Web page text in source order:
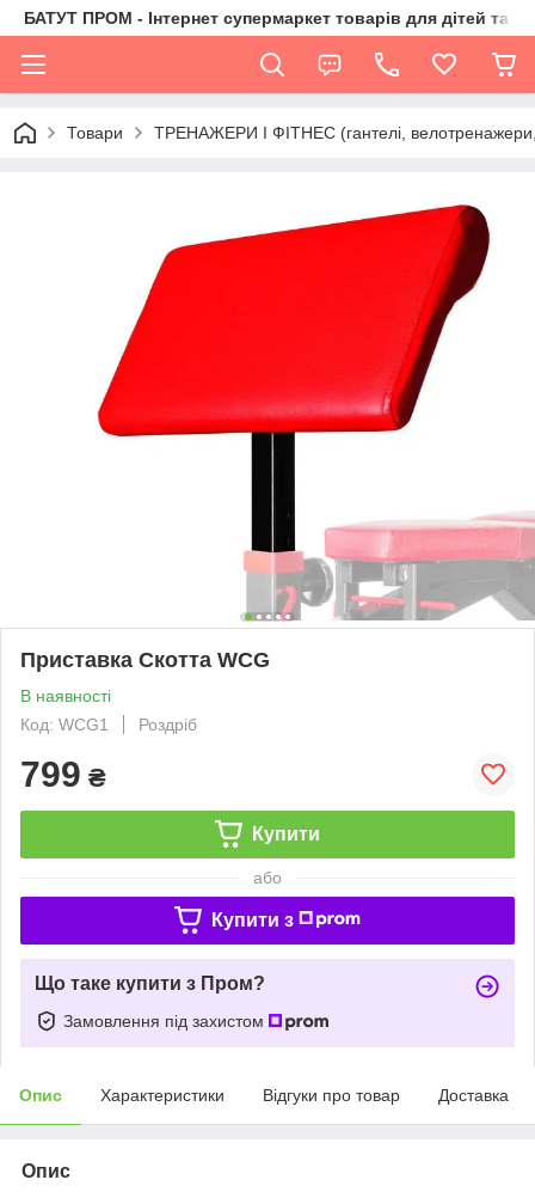
БАТУТ ПРОМ - Інтернет супермаркет товарів для дітей та їх
Товари ТРЕНАЖЕРИ І ФІТНЕС (гантелі, велотренажери,
Приставка Скотта WCG
В наявності
Код: WCG1
Роздріб
799 ₴
Купити
або
Купити з
Що таке купити з Пром?
Замовлення під захистом
Опис Характеристики Відгуки про товар Доставка
Опис